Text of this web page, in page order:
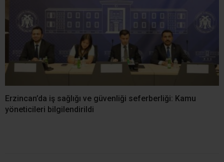
Erzincan’da iş sağlığı ve güvenliği seferberliği: Kamu
yöneticileri bilgilendirildi